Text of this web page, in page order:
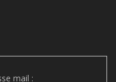
mail :